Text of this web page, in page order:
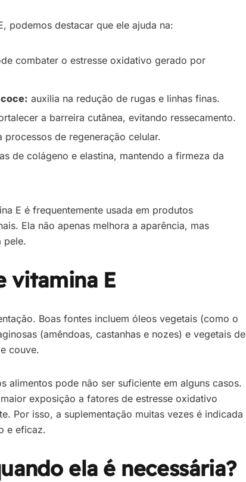
podemos destacar que ele ajuda na:
combater o estresse oxidativo gerado por
auxilia na redução de rugas e linhas finas.
a barreira cutânea, evitando ressecamento.
processos de regeneração celular.
de colágeno e elastina, mantendo a firmeza da
E é frequentemente usada em produtos
Ela não apenas melhora a aparência, mas
pele.
vitamina E
Boas fontes incluem óleos vegetais (como o
(amêndoas, castanhas e nozes) e vegetais de
couve.
alimentos pode não ser suficiente em alguns casos.
exposição a fatores de estresse oxidativo
Por isso, a suplementação muitas vezes é indicada
e eficaz.
ela é necessária?